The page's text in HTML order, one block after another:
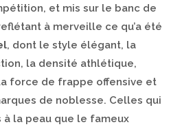
et mis sur le banc de
à merveille ce qu’a été
, dont le style élégant, la
la densité athlétique,
force de frappe offensive et
de noblesse. Celles qui
la peau que le fameux